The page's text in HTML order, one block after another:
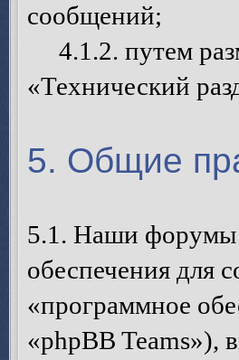
сообщений;
4.1.2. путем
«Технический
5. Общие
5.1. Наши форумы
обеспечения для
«программное
«phpBB Teams»),